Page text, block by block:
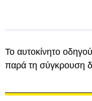
Το αυτοκίνητο
παρά τη σύγκρουση